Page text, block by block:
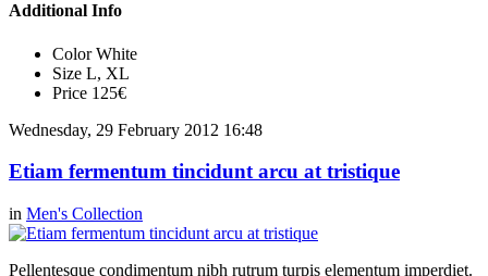
Additional Info
Color White
Size L, XL
Price 125€
Wednesday, 29 February 2012 16:48
Etiam fermentum tincidunt arcu at tristique
in Men's Collection
Pellentesque condimentum nibh rutrum turpis elementum imperdiet.